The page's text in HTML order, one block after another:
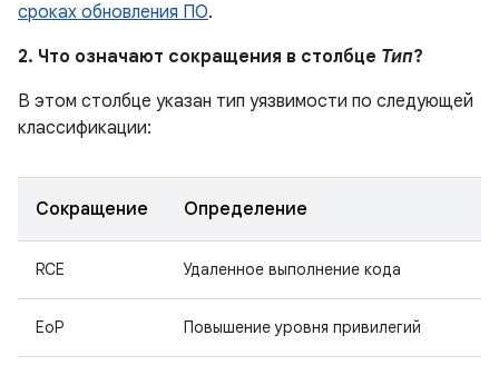
сроках обновления ПО.
2. Что означают сокращения в столбце Тип?
В этом столбце указан тип уязвимости по следующей
классификации:
Сокращение Определение
RCE Удаленное выполнение кода
EoP Повышение уровня привилегий